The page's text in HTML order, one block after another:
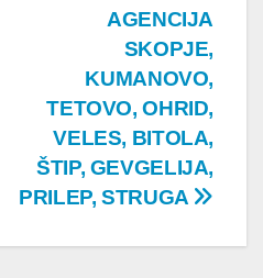
AGENCIJA
SKOPJE,
KUMANOVO,
TETOVO, OHRID,
VELES, BITOLA,
ŠTIP, GEVGELIJA,
PRILEP, STRUGA